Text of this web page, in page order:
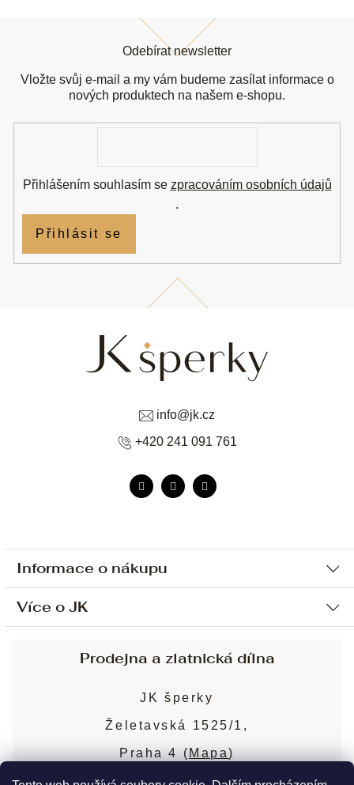
Informace o nákupu
Ochrana osobních údajů
Sjednání osobní schůzky
Obchodní podmínky
Puncovní značky
Více o JK
Blog
info@jk.cz
+420 241 091 761
Odebírat newsletter
Vložte svůj e-mail a my vám budeme zasílat informace o
nových produktech na našem e-shopu.
Přihlášením souhlasím se zpracováním osobních údajů
.
Přihlásit se
Prodejna a zlatnická dílna
JK šperky
Želetavská 1525/1,
Praha 4 ( Mapa)
Více o prodejně